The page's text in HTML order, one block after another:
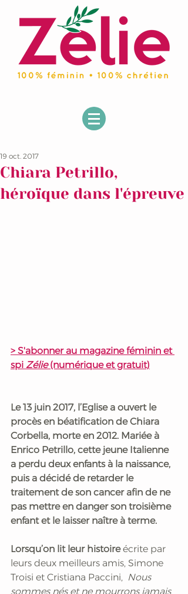
Chiara Petrillo,
héroïque dans l'épreuve
19 oct. 2017
> S'abonner au magazine féminin et
spi Zélie (numérique et gratuit)
Le 13 juin 2017, l’Eglise a ouvert le
procès en béatification de Chiara
Corbella, morte en 2012. Mariée à
Enrico Petrillo, cette jeune Italienne
a perdu deux enfants à la naissance,
puis a décidé de retarder le
traitement de son cancer afin de ne
pas mettre en danger son troisième
enfant et le laisser naître à terme.
Lorsqu’on lit leur histoire écrite par
leurs deux meilleurs amis, Simone
Troisi et Cristiana Paccini, Nous
sommes nés et ne mourrons jamais